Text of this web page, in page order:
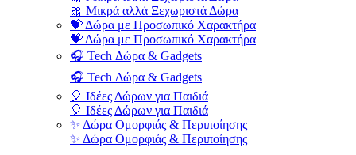
🎀 Μικρά αλλά Ξεχωριστά Δώρα
💝 Δώρα με Προσωπικό Χαρακτήρα
💝 Δώρα με Προσωπικό Χαρακτήρα
🎧 Tech Δώρα & Gadgets
🎧 Tech Δώρα & Gadgets
🎈 Ιδέες Δώρων για Παιδιά
🎈 Ιδέες Δώρων για Παιδιά
✨ Δώρα Ομορφιάς & Περιποίησης
✨ Δώρα Ομορφιάς & Περιποίησης